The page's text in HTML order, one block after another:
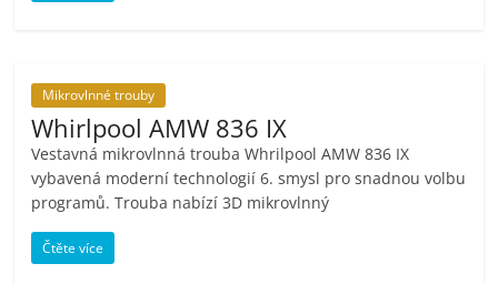
mobilní
telefony,
kávovary,
bazény
Mikrovlnné trouby
Whirlpool AMW 836 IX
Vestavná mikrovlnná trouba Whrilpool AMW 836 IX
vybavená moderní technologií 6. smysl pro snadnou volbu
programů. Trouba nabízí 3D mikrovlnný
Čtěte více